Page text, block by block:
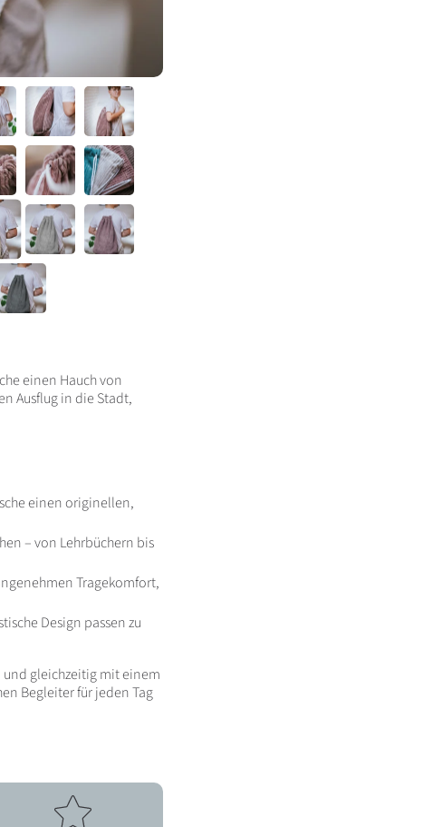
einen Hauch von
Ausflug in die Stadt,
einen originellen,
– von Lehrbüchern bis
Tragekomfort,
Design passen zu
und gleichzeitig mit einem
Begleiter für jeden Tag